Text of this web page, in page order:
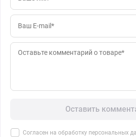
Оставить
Согласен на обработку персональных